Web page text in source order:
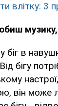
влітку: 3
музику,
біг в
бігу
він може